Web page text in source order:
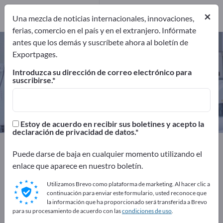
Aparatos de fisioterapia –
encuentre fabricantes y
proveedores
9 9
Fisioterapia y ortopedia
Aparatos de fisioterapia
¡Anúnciese gratis en Exportpages!
Necesidades – Ofertas – Productos usados – Contactos
comerciales >> Empiece aquí
×
Una mezcla de noticias internacionales, innovaciones,
ferias, comercio en el país y en el extranjero. Infórmate
antes que los demás y suscríbete ahora al boletín de
Exportpages.
Introduzca su dirección de correo electrónico para
suscribirse.
Estoy de acuerdo en recibir sus boletines y acepto la
declaración de privacidad de datos.
Puede darse de baja en cualquier momento utilizando el
enlace que aparece en nuestro boletín.
Utilizamos Brevo como plataforma de marketing. Al hacer clic a
continuación para enviar este formulario, usted reconoce que
la información que ha proporcionado será transferida a Brevo
para su procesamiento de acuerdo con lascondiciones de uso.